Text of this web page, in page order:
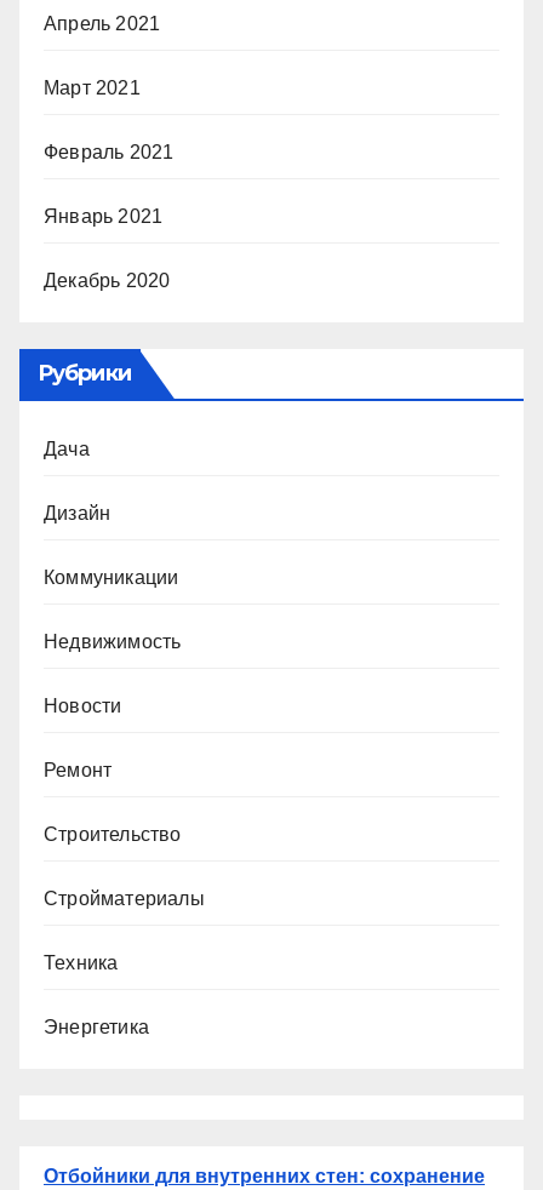
Апрель 2021
Март 2021
Февраль 2021
Январь 2021
Декабрь 2020
Рубрики
Дача
Дизайн
Коммуникации
Недвижимость
Новости
Ремонт
Строительство
Стройматериалы
Техника
Энергетика
Отбойники для внутренних стен: сохранение